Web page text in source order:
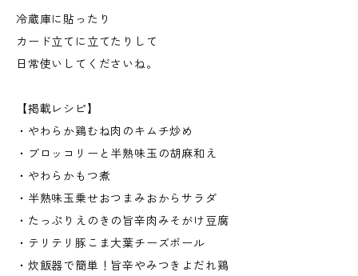
冷蔵庫に貼ったり
カード立てに立てたりして
日常使いしてくださいね。
【掲載レシピ】
・やわらか鶏むね肉のキムチ炒め
・ブロッコリーと半熟味玉の胡麻和え
・やわらかもつ煮
・半熟味玉乗せおつまみおからサラダ
・たっぷりえのきの旨辛肉みそがけ豆腐
・テリテリ豚こま大葉チーズボール
・炊飯器で簡単！旨辛やみつきよだれ鶏